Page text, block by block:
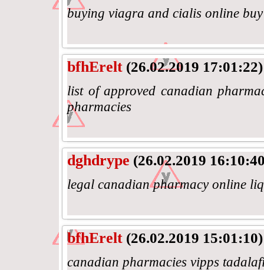
buying viagra and cialis online
bfhErelt (26.02.2019 17:01:22)
list of approved canadian
pharmacies
dghdrype (26.02.2019
legal canadian pharmacy online
bfhErelt (26.02.2019 15:01:10)
canadian pharmacies vipps